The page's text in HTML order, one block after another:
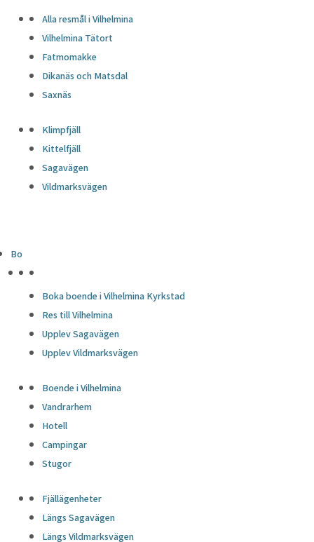
Alla resmål i Vilhelmina
Vilhelmina Tätort
Fatmomakke
Dikanäs och Matsdal
Saxnäs
Klimpfjäll
Kittelfjäll
Sagavägen
Vildmarksvägen
Bo
Boka boende i Vilhelmina Kyrkstad
Res till Vilhelmina
Upplev Sagavägen
Upplev Vildmarksvägen
Boende i Vilhelmina
Vandrarhem
Hotell
Campingar
Stugor
Fjällägenheter
Längs Sagavägen
Längs Vildmarksvägen